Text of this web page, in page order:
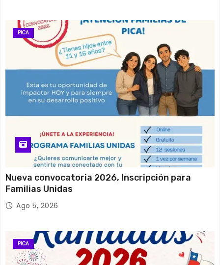
PICA
Nueva convocatoria 2026, Inscripción para
Familias Unidas
Ago 5, 2026
PICA